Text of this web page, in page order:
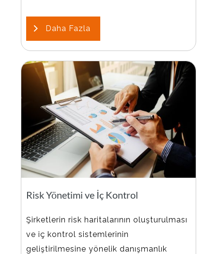
Daha Fazla
Risk Yönetimi ve İç Kontrol
Şirketlerin risk haritalarının oluşturulması
ve iç kontrol sistemlerinin
geliştirilmesine yönelik danışmanlık